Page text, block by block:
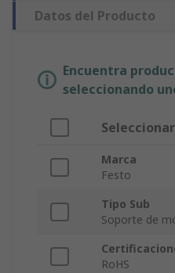
Datos del Producto
Encuentra
seleccionando
Marca
Festo
Tipo Sub
Soporte de
RoHS